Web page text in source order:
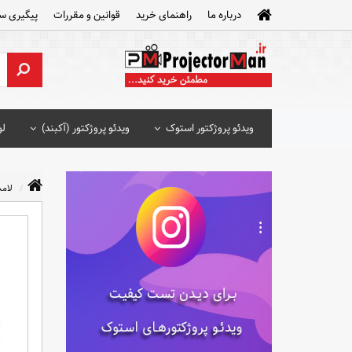
درباره ما راهنمای خرید قوانین و مقررات پیگیری
ویدئو پروژکتور استوک ویدئو پروژکتور (آکبند)